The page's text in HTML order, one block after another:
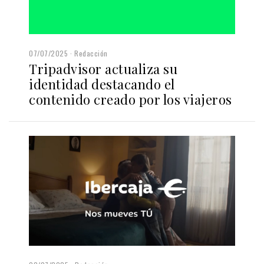
07/07/2025 Redacción
Tripadvisor actualiza su
identidad destacando el
contenido creado por los viajeros